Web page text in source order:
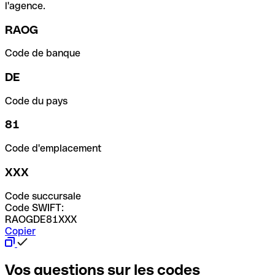
l'agence.
RAOG
Code de banque
DE
Code du pays
81
Code d'emplacement
XXX
Code succursale
Code SWIFT:
RAOGDE81XXX
Copier
Vos questions sur les codes